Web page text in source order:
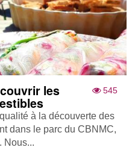
545
les
à la découverte des
dans le parc du CBNMC,
Nous...